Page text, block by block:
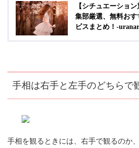
【シチュエーショ
集部厳選、無料おす
ビスまとめ！-
手相は右手と左手のどちらで
手相を観るときには、右手で観るのか